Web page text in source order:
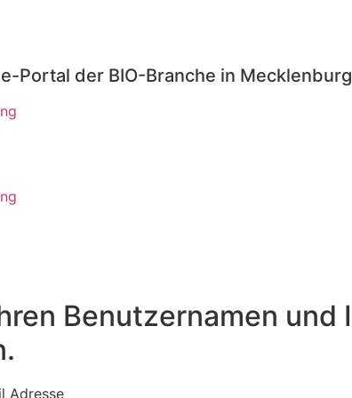
Portal der BIO-Branche in
Benutzernamen
Adresse